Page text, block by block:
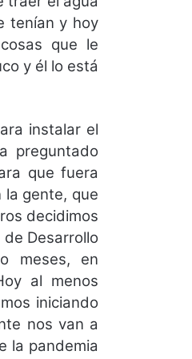
tenían y hoy
que le
y él lo está
instalar el
preguntado
que fuera
la gente, que
decidimos
Desarrollo
meses, en
al menos
iniciando
nos van a
la pandemia